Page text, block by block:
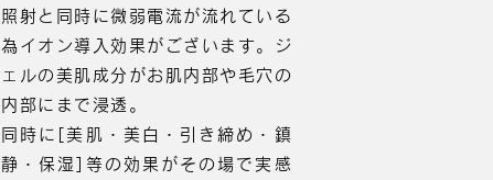
照射と同時に微弱電流が流れている
為イオン導入効果がございます。ジ
ェルの美肌成分がお肌内部や毛穴の
内部にまで浸透。
同時に[美肌・美白・引き締め・鎮
静・保湿]等の効果がその場で実感